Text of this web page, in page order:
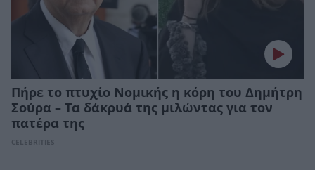
Πήρε το πτυχίο Νομικής η κόρη του Δημήτρη
Σούρα – Τα δάκρυά της μιλώντας για τον
πατέρα της
CELEBRITIES